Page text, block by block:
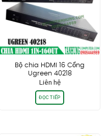
Bộ chia HDMI 16 Cổng
Ugreen 40218
Liên hệ
ĐỌC TIẾP